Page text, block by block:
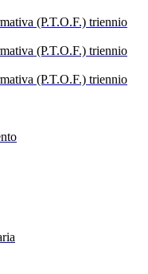
(P.T.O.F.) triennio
(P.T.O.F.) triennio
(P.T.O.F.) triennio